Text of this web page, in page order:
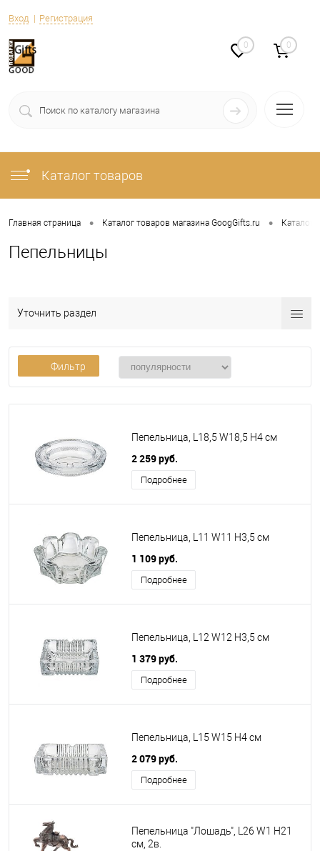
Вход Регистрация
0 0
Каталог товаров
Главная страница • Каталог товаров магазина GoogGifts.ru • Каталог
Пепельницы
Уточнить раздел
Фильтр
Пепельница, L18,5 W18,5 H4 см
2 259 руб.
Подробнее
Пепельница, L11 W11 H3,5 см
1 109 руб.
Подробнее
Пепельница, L12 W12 H3,5 см
1 379 руб.
Подробнее
Пепельница, L15 W15 H4 см
2 079 руб.
Подробнее
Пепельница "Лошадь", L26 W1 H21
см, 2в.